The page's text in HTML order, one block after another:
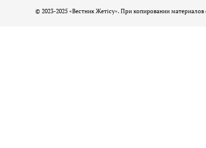
© 2023-2025 «Вестник Жетісу». При копировании материалов